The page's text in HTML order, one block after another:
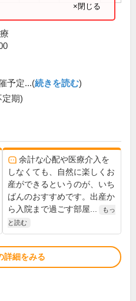
×閉じる
予定...(続きを読む)
定期)
余計な心配や医療介入を
しなくても、自然に楽しくお
産ができるというのが、いち
ばんのおすすめです。出産か
ら入院まで過ごす部屋...
もっ
と読む
詳細をみる